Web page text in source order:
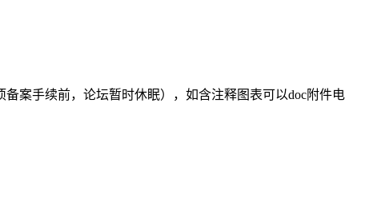
案手续前，论坛暂时休眠），如含注释图表可以doc附件电